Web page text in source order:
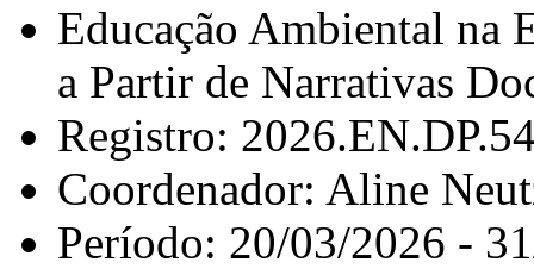
Educação Ambiental na
a Partir de Narrativas
Registro:
Coordenador: Aline
Período: 20/03/2026 -